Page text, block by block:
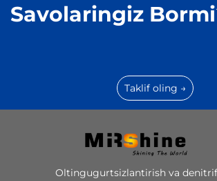
Savolaringiz
Taklif oling →
Oltingugurtsizlantirish va